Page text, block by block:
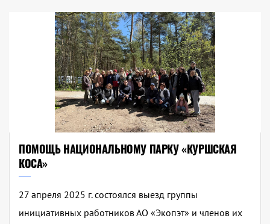
ПОМОЩЬ НАЦИОНАЛЬНОМУ ПАРКУ «КУРШСКАЯ
КОСА»
27 апреля 2025 г. состоялся выезд группы
инициативных работников АО «Экопэт» и членов их